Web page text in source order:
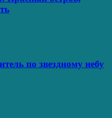
по звездному небу